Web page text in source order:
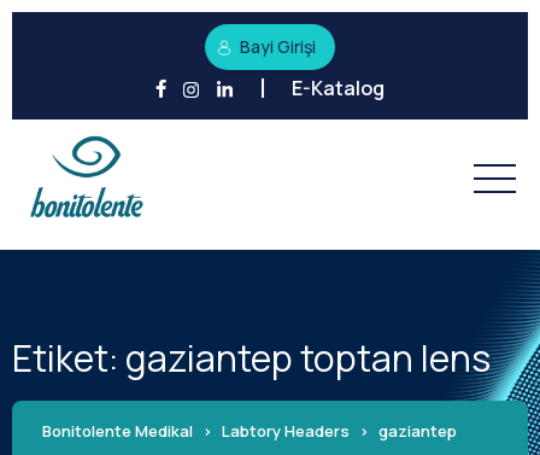
Bayi Girişi
E-Katalog
Etiket: gaziantep toptan lens
Bonitolente Medikal > Labtory Headers > gaziantep